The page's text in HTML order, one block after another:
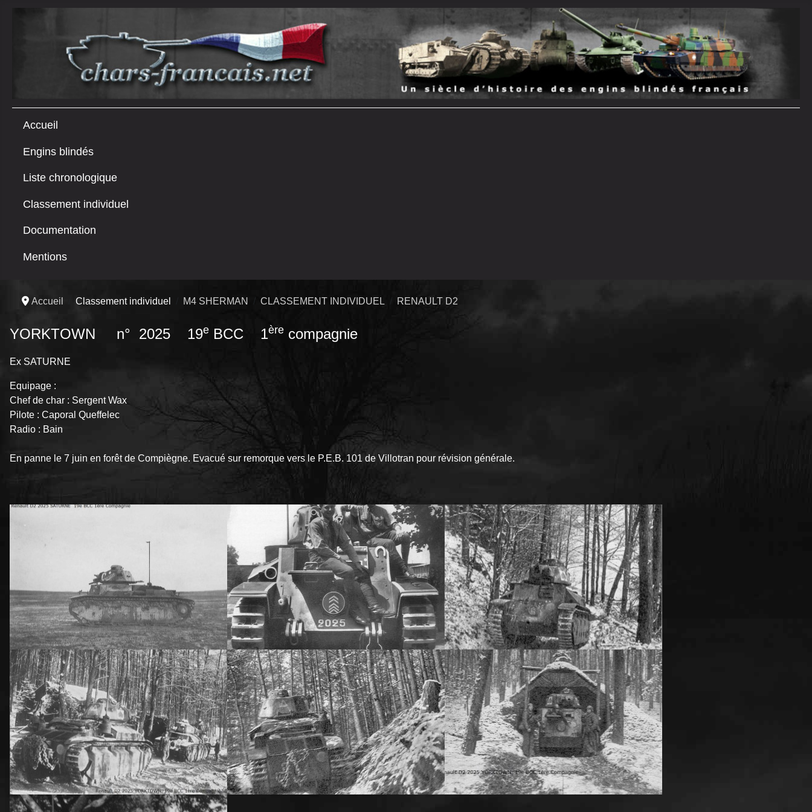
Accueil
Engins blindés
Liste chronologique
Classement individuel
Documentation
Mentions
Accueil Classement individuel M4 SHERMAN CLASSEMENT INDIVIDUEL RENAULT D2
YORKTOWN n° 2025 19e BCC 1ère compagnie
Ex SATURNE
Equipage :
Chef de char : Sergent Wax
Pilote : Caporal Queffelec
Radio : Bain
En panne le 7 juin en forêt de Compiègne. Evacué sur remorque vers le P.E.B. 101 de Villotran pour révision générale.